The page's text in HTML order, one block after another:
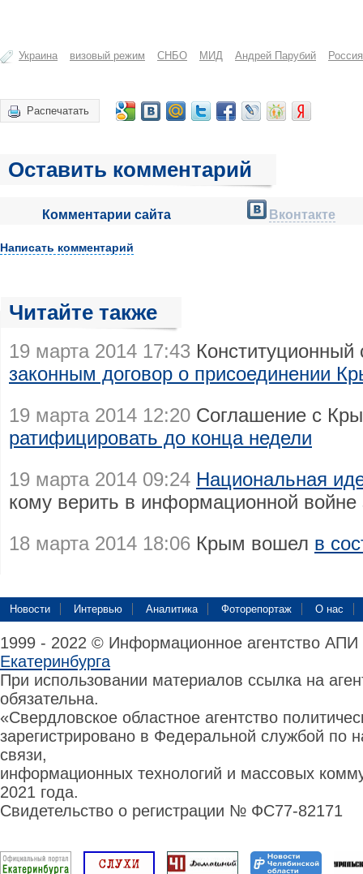
Украина визовый режим СНБО МИД Андрей Парубий Россия
Распечатать
Оставить комментарий
Комментарии сайта Вконтакте
Написать комментарий
Читайте также
19 марта 2014 17:43 Конституционный
законным договор о присоединении
19 марта 2014 12:20 Соглашение с
ратифицировать до конца недели
19 марта 2014 09:24 Национальная
кому верить в информационной
18 марта 2014 18:06 Крым вошел в
Новости Интервью Аналитика Фоторепортаж О нас
1999 - 2022 © Информационное агентство
Екатеринбурга
При использовании материалов ссылка на
обязательна.
«Свердловское областное агентство
зарегистрировано в Федеральной службой по
связи,
информационных технологий и массовых
2021 года.
Свидетельство о регистрации № ФС77-82171